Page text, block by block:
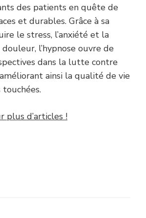
des patients en quête de
et durables. Grâce à sa
le stress, l’anxiété et la
l’hypnose ouvre de
dans la lutte contre
ainsi la qualité de vie
touchées.
plus d’articles !